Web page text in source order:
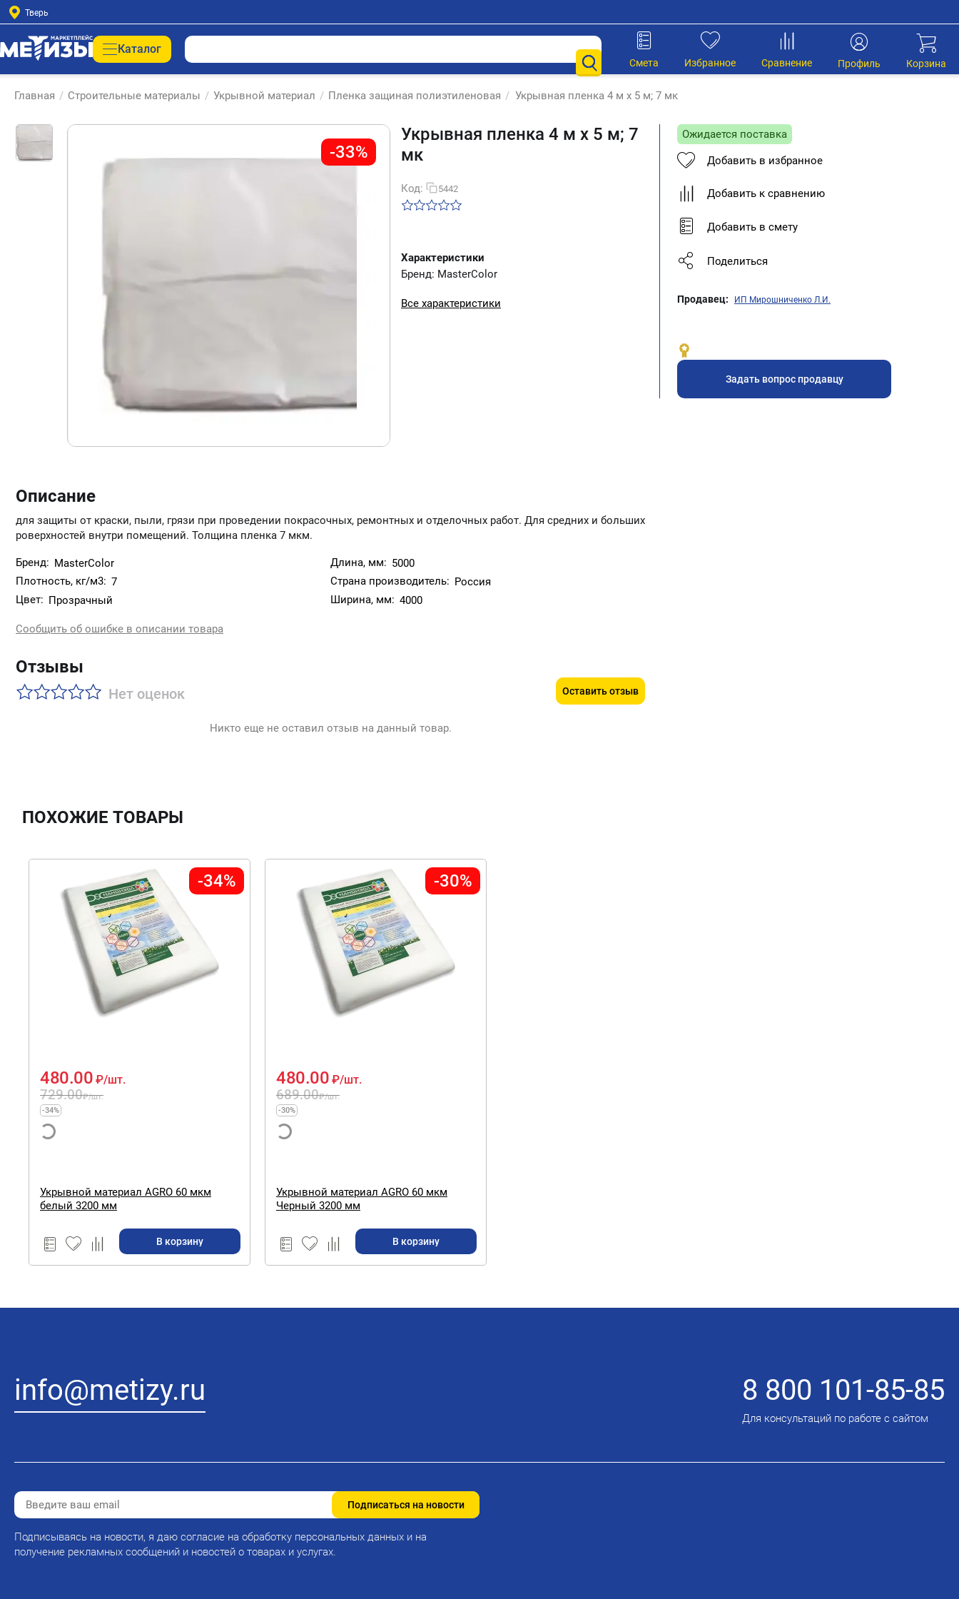
Тверь
Каталог
Корзина
Профиль
Сравнение
Избранное
Смета
Главная / Строительные материалы / Укрывной материал / Пленка защиная полиэтиленовая / Укрывная пленка 4 м х 5 м; 7 мк
-33%
Укрывная пленка 4 м х 5 м; 7
мк
Код: 5442
Характеристики
Бренд: MasterColor
Все характеристики
Описание
для защиты от краски, пыли, грязи при проведении покрасочных, ремонтных и отделочных работ. Для средних и больших
роверхностей внутри помещений. Толщина пленка 7 мкм.
Бренд: MasterColor Длина, мм: 5000
Плотность, кг/м3: 7 Страна производитель: Россия
Цвет: Прозрачный Ширина, мм: 4000
Сообщить об ошибке в описании товара
Отзывы
Нет оценок Оставить отзыв
Никто еще не оставил отзыв на данный товар.
Ожидается поставка
Добавить в избранное
Добавить к сравнению
Добавить в смету
Поделиться
Продавец: ИП Мирошниченко Л.И.
Задать вопрос продавцу
ПОХОЖИЕ ТОВАРЫ
-34%
729.00₽/шт.
480.00 ₽/шт.
-34%
Укрывной материал AGRO 60 мкм
белый 3200 мм
В корзину
-30%
689.00₽/шт.
480.00 ₽/шт.
-30%
Укрывной материал AGRO 60 мкм
Черный 3200 мм
В корзину
info@metizy.ru 8 800 101-85-85
Для консультаций по работе с сайтом
Подписаться на новости
Подписываясь на новости, я даю согласие на обработку персональных данных и на
получение рекламных сообщений и новостей о товарах и услугах.